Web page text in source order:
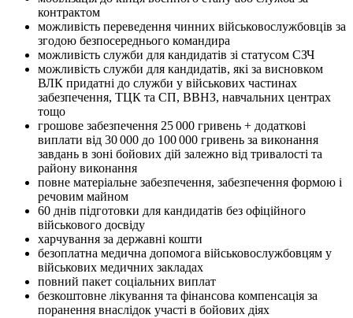
контрактом
можливість переведення чинних військовослужбовців за
згодою безпосереднього командира
можливість служби для кандидатів зі статусом СЗЧ
можливість служби для кандидатів, які за висновком
ВЛК придатні до служби у військових частинах
забезпечення, ТЦК та СП, ВВНЗ, навчальних центрах
тощо
грошове забезпечення 25 000 гривень + додаткові
виплати від 30 000 до 100 000 гривень за виконання
завдань в зоні бойових дій залежно від тривалості та
району виконання
повне матеріальне забезпечення, забезпечення формою і
речовим майном
60 днів підготовки для кандидатів без офіційного
військового досвіду
харчування за державні кошти
безоплатна медична допомога військовослужбовцям у
військових медичних закладах
повний пакет соціальних виплат
безкоштовне лікування та фінансова компенсація за
поранення внаслідок участі в бойових діях